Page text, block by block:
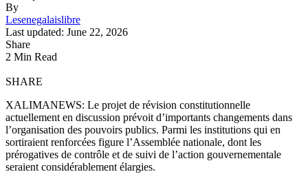
By
Lesenegalaislibre
Last updated: June 22, 2026
Share
2 Min Read
SHARE
XALIMANEWS: Le projet de révision constitutionnelle
actuellement en discussion prévoit d’importants changements dans
l’organisation des pouvoirs publics. Parmi les institutions qui en
sortiraient renforcées figure l’Assemblée nationale, dont les
prérogatives de contrôle et de suivi de l’action gouvernementale
seraient considérablement élargies.